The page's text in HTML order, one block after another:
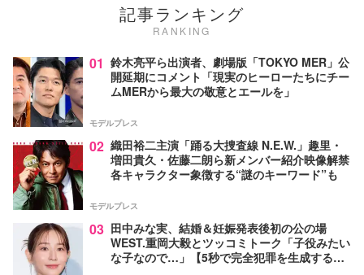
記事ランキング
RANKING
01 鈴木亮平ら出演者、劇場版「TOKYO MER」公
開延期にコメント「現実のヒーローたちにチー
ムMERから最大の敬意とエールを」
モデルプレス
02 織田裕二主演「踊る大捜査線 N.E.W.」趣里・
増田貴久・佐藤二朗ら新メンバー紹介映像解禁
各キャラクター象徴する“謎のキーワード”も
モデルプレス
03 田中みな実、結婚＆妊娠発表後初の公の場
WEST.重岡大毅とツッコミトーク「子役みたい
な子なので…」【5秒で完全犯罪を生成する方